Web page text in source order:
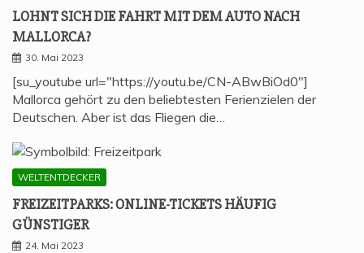
LOHNT SICH DIE FAHRT MIT DEM AUTO NACH
MALLORCA?
30. Mai 2023
[su_youtube url="https://youtu.be/CN-ABwBiOd0"]
Mallorca gehört zu den beliebtesten Ferienzielen der
Deutschen. Aber ist das Fliegen die…
WELTENTDECKER
FREI­ZEIT­PARKS: ONLINE-TICKETS HÄU­FIG
GÜNSTIGER
24. Mai 2023